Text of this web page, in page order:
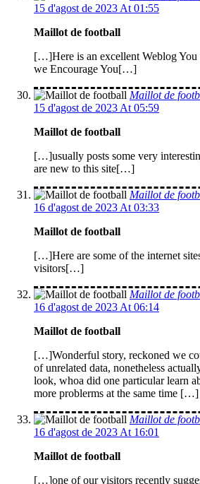
15 d'agost de 2023 At 01:55
Maillot de football
[…]Here is an excellent Weblog
we Encourage You[…]
Maillot de
15 d'agost de 2023 At 05:59
Maillot de football
[…]usually posts some very
are new to this site[…]
Maillot de
16 d'agost de 2023 At 03:33
Maillot de football
[…]Here are some of the internet
visitors[…]
Maillot de
16 d'agost de 2023 At 06:14
Maillot de football
[…]Wonderful story, reckoned we
of unrelated data, nonetheless
look, whoa did one particular learn
more problerms at the same time […]
Maillot de
16 d'agost de 2023 At 16:01
Maillot de football
[…]one of our visitors recently